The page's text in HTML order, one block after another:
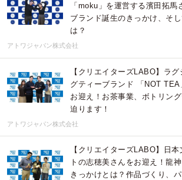
「moku」を運営する濱田拓馬
ブランド誕生のきっかけ、そ
は？
アトワジャパン株式会社
【クリエイターズLABO】ラ
グティーブランド 「NOT
お迎え！お茶事業、ボトリン
迫ります！
アトワジャパン株式会社
【クリエイターズLABO】日
トの志穂美さんをお迎え！龍
きっかけとは？作品づくり、